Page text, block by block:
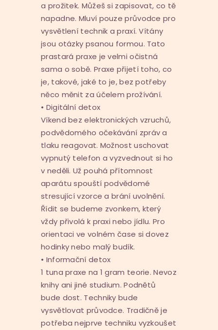
a prožitek. Můžeš si zapisovat, co tě
napadne. Mluví pouze průvodce pro
vysvětlení technik a praxí. Vítány
jsou otázky psanou formou. Tato
prastará praxe je velmi očistná
sama o sobě. Praxe přijetí toho, co
je, takové, jaké to je, bez potřeby
něco měnit za účelem prožívání.
• Digitální detox
Víkend bez elektronických vzruchů,
podvědomého očekávání zpráv a
tlaku reagovat. Možnost uschovat
vypnutý telefon a vyzvednout si ho
v neděli. Už pouhá přítomnost
aparátu spouští podvědomé
stresující vzorce a brání uvolnění.
Řídit se budeme zvonkem, který
vždy přivolá k praxi nebo jídlu. Pro
orientaci ve volném čase si dovez
hodinky nebo malý budík.
• Informační detox
1 tuna praxe na 1 gram teorie. Nevoz
knihy ani jiné studium. Podnětů
bude dost. Techniky bude
vysvětlovat průvodce. Tradičně je
potřeba nejprve techniku vyzkoušet